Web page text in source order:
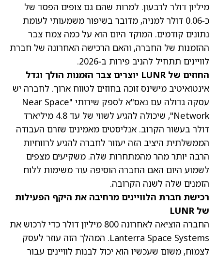
מיליון דולר לרבעון. למרות שהם גם צופים הפסד של
כ‑0.06 דולר למניה
, מדובר בשיפור משמעותי לעומת
נתונים קודמים. המוקד היום הוא על כמה צמח צבר
ההזמנות של החברה, והאם הרכישה האחרונה של חברת
לוויינים תתחיל להניב פירות ב‑2026.
החוזים של LUNR יוצרים צבר הזמנות הולך וגדל
אינטואיטיב מישינס זוכה בחוזים לטווח ארוך. לחברה יש
עסקה גדולה עם נאס"א לספק שירותי "Near Space
Network", שיכולה להגיע לשווי של עד 4.8 מיליארד
דולר בעשור הקרוב. אנליסטים מאמינים שזרם העבודה
הממשלתית היציב הזה יעזור לחברה להגיע לרווחיות
הרבה יותר מהר מהמתחרות שלה. משקיעים מצפים
לשמוע היום האם החברה הוסיפה עוד משימות ללוח
הזמנים שלה לשנה הקרובה.
רכישת חברת הלוויינים מרחיבה את היקף הפעילות
של LUNR
החברה הוציאה לאחרונה 800 מיליון דולר כדי לרכוש את
Lanterra Space Systems. המהלך הזה עוזר לעסק
לצמוח, משום שעכשיו הוא יכול לבנות לוויינים עבור